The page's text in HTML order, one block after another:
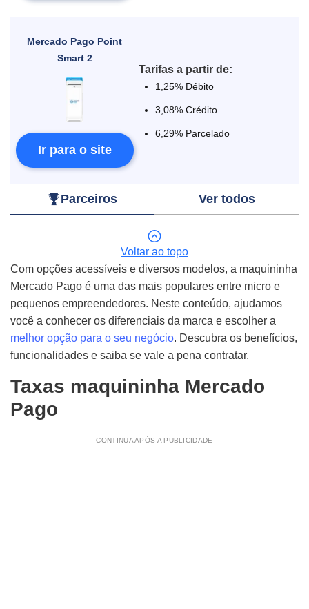
Mercado Pago Point
Smart 2
Ir para o site
Tarifas a partir de:
1,25% Débito
3,08% Crédito
6,29% Parcelado
Parceiros Ver todos
Voltar ao topo
Com opções acessíveis e diversos modelos, a maquininha
Mercado Pago é uma das mais populares entre micro e
pequenos empreendedores. Neste conteúdo, ajudamos
você a conhecer os diferenciais da marca e escolher a
melhor opção para o seu negócio. Descubra os benefícios,
funcionalidades e saiba se vale a pena contratar.
Taxas maquininha Mercado
Pago
CONTINUA APÓS A PUBLICIDADE